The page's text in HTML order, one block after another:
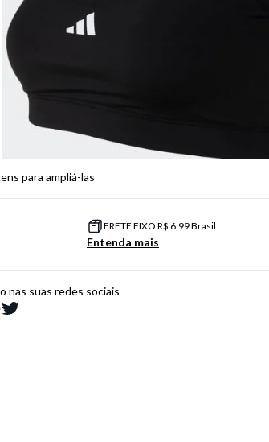
para ampliá-las
FRETE FIXO R$ 6,99 Brasil
Entenda mais
nas suas redes sociais